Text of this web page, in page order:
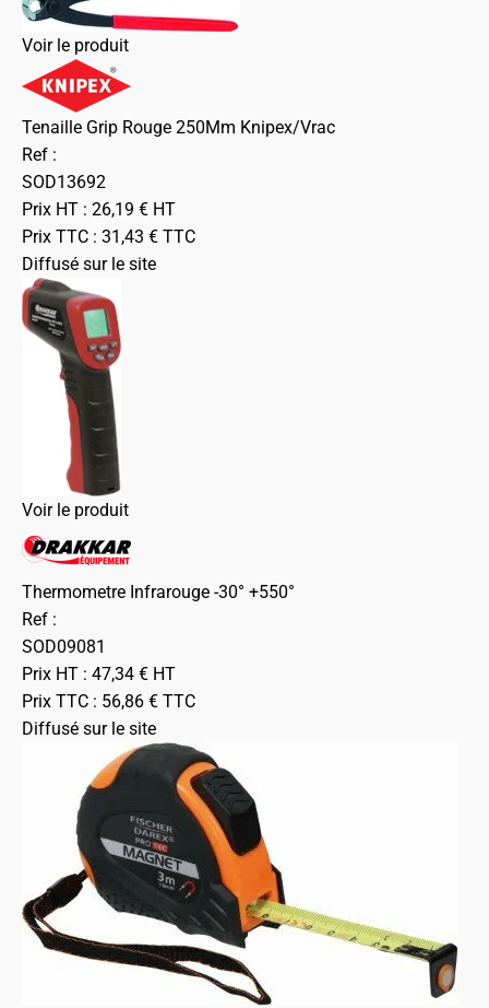
Voir le produit
Tenaille Grip Rouge 250Mm Knipex/Vrac
Ref :
SOD13692
Prix HT : 26,19 € HT
Prix TTC : 31,43 € TTC
Diffusé sur le site
Voir le produit
Thermometre Infrarouge -30° +550°
Ref :
SOD09081
Prix HT : 47,34 € HT
Prix TTC : 56,86 € TTC
Diffusé sur le site